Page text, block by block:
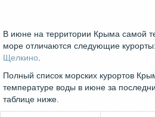
В июне на территории Крыма самой
море отличаются следующие курорты:
Щелкино
Полный список морских курортов
температуре воды в июне за
таблице ниже.